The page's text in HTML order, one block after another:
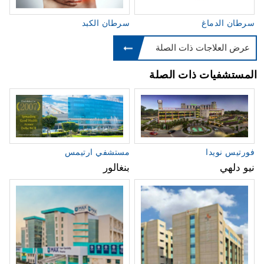
سرطان الكبد سرطان الدماغ
عرض العلاجات ذات الصلة
المستشفيات ذات الصلة
مستشفي ارتيمس
بنغالور
فورتيس نويدا
نيو دلهي